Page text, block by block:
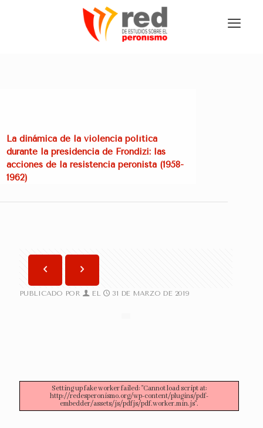
La dinámica de la violencia política
durante la presidencia de Frondizi: las
acciones de la resistencia peronista (1958-
1962)
PUBLICADO POR EL 31 DE MARZO DE 2019
Setting up fake worker failed: "Cannot load script at:
http://redesperonismo.org/wp-content/plugins/pdf-
embedder/assets/js/pdfjs/pdf.worker.min.js".